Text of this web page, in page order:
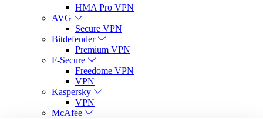
HMA Pro VPN
AVG
Secure VPN
Bitdefender
Premium VPN
F-Secure
Freedome VPN
VPN
Kaspersky
VPN
McAfee